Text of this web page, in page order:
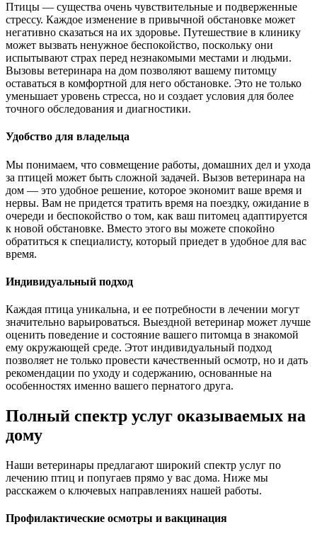
Птицы — существа очень чувствительные и подверженные
стрессу. Каждое изменение в привычной обстановке может
негативно сказаться на их здоровье. Путешествие в клинику
может вызвать ненужное беспокойство, поскольку они
испытывают страх перед незнакомыми местами и людьми.
Вызовы ветеринара на дом позволяют вашему питомцу
оставаться в комфортной для него обстановке. Это не только
уменьшает уровень стресса, но и создает условия для более
точного обследования и диагностики.
Удобство для владельца
Мы понимаем, что совмещение работы, домашних дел и ухода
за птицей может быть сложной задачей. Вызов ветеринара на
дом — это удобное решение, которое экономит ваше время и
нервы. Вам не придется тратить время на поездку, ожидание в
очереди и беспокойство о том, как ваш питомец адаптируется
к новой обстановке. Вместо этого вы можете спокойно
обратиться к специалисту, который приедет в удобное для вас
время.
Индивидуальный подход
Каждая птица уникальна, и ее потребности в лечении могут
значительно варьироваться. Выездной ветеринар может лучше
оценить поведение и состояние вашего питомца в знакомой
ему окружающей среде. Этот индивидуальный подход
позволяет не только провести качественный осмотр, но и дать
рекомендации по уходу и содержанию, основанные на
особенностях именно вашего пернатого друга.
Полный спектр услуг оказываемых на
дому
Наши ветеринары предлагают широкий спектр услуг по
лечению птиц и попугаев прямо у вас дома. Ниже мы
расскажем о ключевых направлениях нашей работы.
Профилактические осмотры и вакцинация